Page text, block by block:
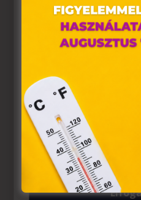
alkalmazunk. Ezek olyan
tárolnak webes
hozzájárulása szükséges.
A „sütiket" az elektronikus
törvény, az elektronikus
információs társadalommal
egyes kérdéseiről szóló
az Európai Unió
Azon weblapoknak, melyek
belül működnek, a „sütik"
felhasználó számítógépén
tárolásához a felhasználók